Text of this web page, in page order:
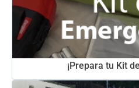
¡Prepara tu Kit